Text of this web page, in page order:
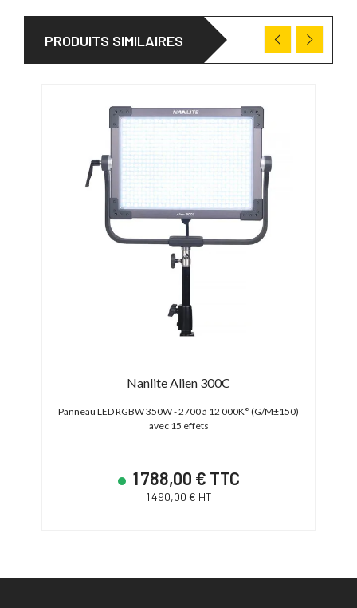
PRODUITS SIMILAIRES
Nanlite Alien 300C
Panneau LED RGBW 350W - 2700 à 12 000K° (G/M±150)
avec 15 effets
1 788,00 € TTC
1 490,00 € HT